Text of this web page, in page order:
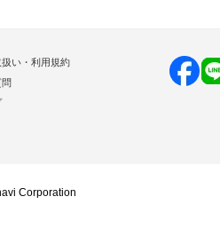
い・利用規約
Corporation